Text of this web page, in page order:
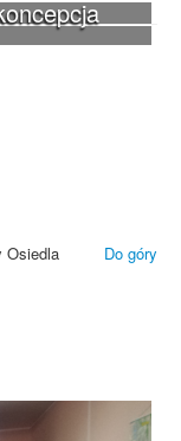
Do góry
Osiedla